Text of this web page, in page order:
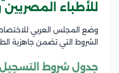
للأطباء المصريين
وضع المجلس العربي
الشروط التي تضمن جاهزية
جدول شروط